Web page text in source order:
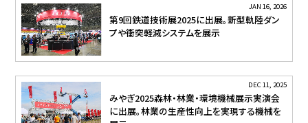
JAN 16, 2026
第9回鉄道技術展2025に出展。新型軌陸ダン
プや衝突軽減システムを展示
DEC 11, 2025
みやぎ2025森林・林業・環境機械展示実演会
に出展。林業の生産性向上を実現する機械を